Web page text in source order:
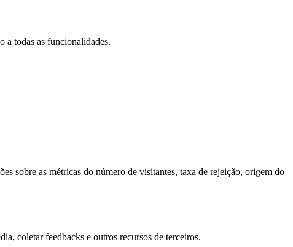
a todas as funcionalidades.
sobre as métricas do número de visitantes, taxa de rejeição, origem do
coletar feedbacks e outros recursos de terceiros.